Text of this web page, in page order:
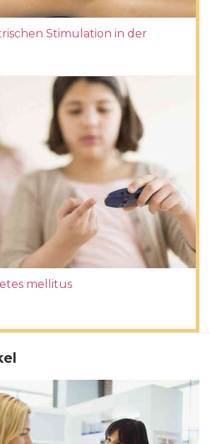
Stimulation in der
mellitus